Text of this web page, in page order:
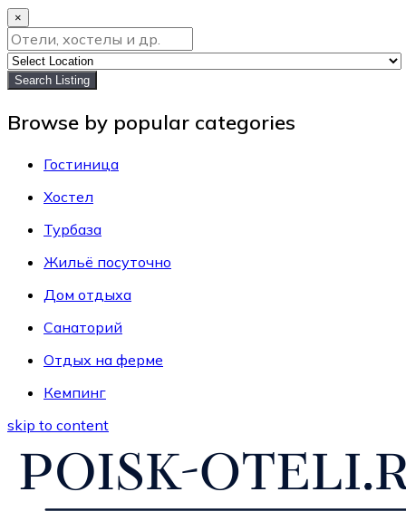
×
Search Listing
Browse by popular categories
Гостиница
Хостел
Турбаза
Жильё посуточно
Дом отдыха
Санаторий
Отдых на ферме
Кемпинг
skip to content